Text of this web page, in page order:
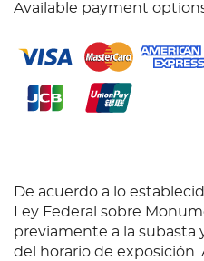
Available payment
De acuerdo a lo
Ley Federal sobre
previamente a la subasta
del horario de exposición.